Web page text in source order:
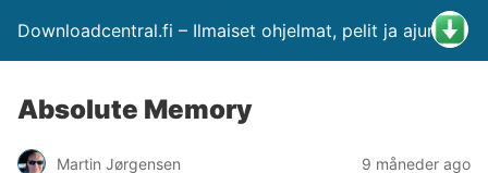
Downloadcentral.fi – Ilmaiset ohjelmat, pelit ja ajurit
Absolute Memory
Martin Jørgensen 9 måneder ago